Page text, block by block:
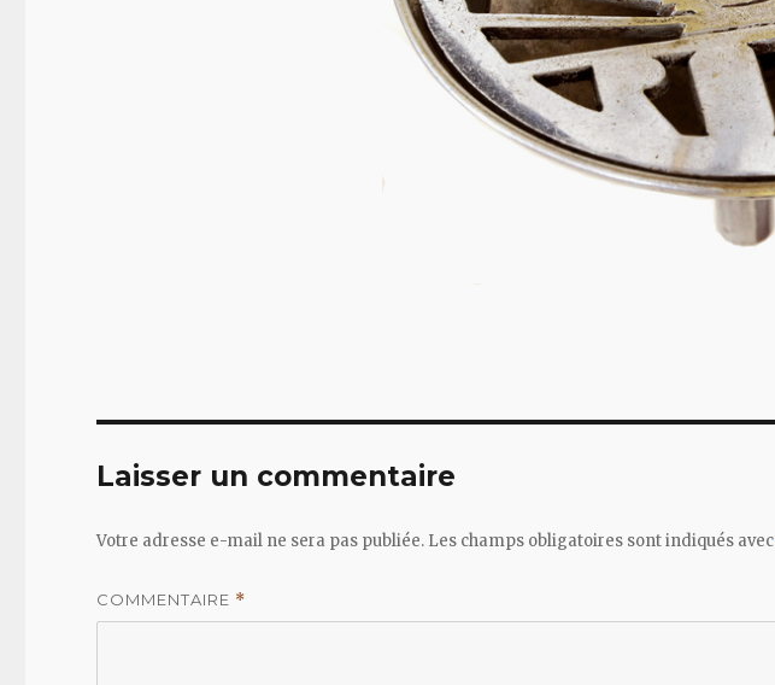
Laisser un commentaire
Votre adresse e-mail ne sera pas publiée. Les champs obligatoires sont indiqués avec
COMMENTAIRE *